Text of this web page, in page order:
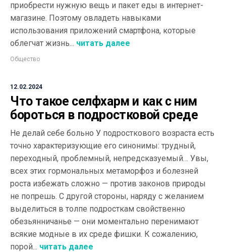
приобрести нужную вещь и пакет еды в интернет-
магазине. Поэтому овладеть навыками
использования приложений смартфона, которые
облегчат жизнь... читать далее
Общество
12.02.2024
Что такое селфхарм и как с ним
бороться в подростковой среде
Не делай себе больно У подросткового возраста есть
точно характеризующие его синонимы: трудный,
переходный, проблемный, непредсказуемый… Увы,
всех этих гормональных метаморфоз и болезней
роста избежать сложно — против законов природы
не попрешь. С другой стороны, наряду с желанием
выделиться в толпе подросткам свойственно
обезьянничанье — они моментально перенимают
всякие модные в их среде фишки. К сожалению,
порой... читать далее